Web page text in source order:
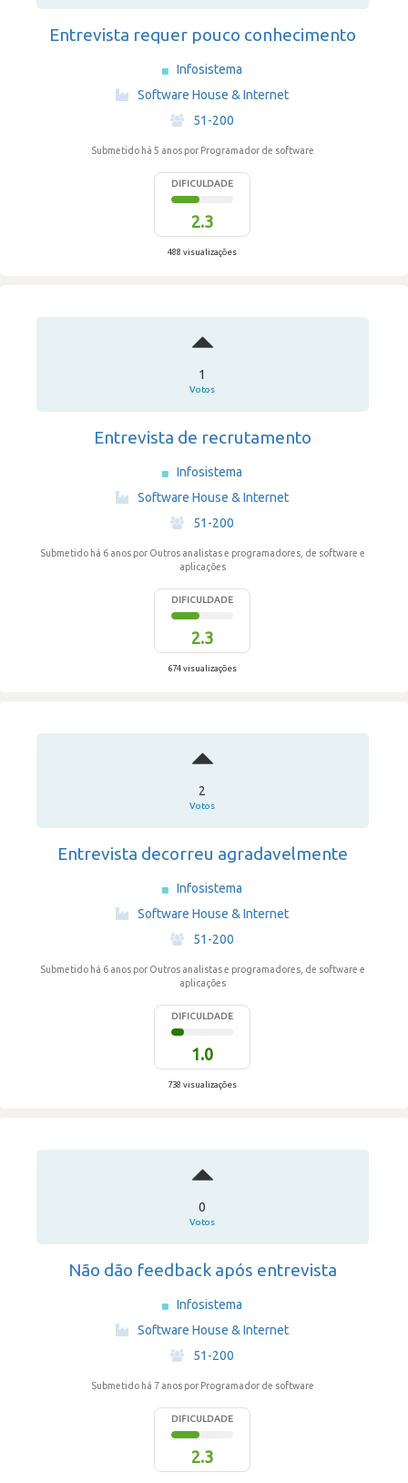
Entrevista requer pouco conhecimento
Infosistema
Software House & Internet
·
51-200
Submetido há 5 anos por Programador de software
DIFICULDADE
2.3
488 visualizações
1
Votos
Entrevista de recrutamento
Infosistema
Software House & Internet
·
51-200
Submetido há 6 anos por Outros analistas e programadores, de software e
aplicações
DIFICULDADE
2.3
674 visualizações
2
Votos
Entrevista decorreu agradavelmente
Infosistema
Software House & Internet
·
51-200
Submetido há 6 anos por Outros analistas e programadores, de software e
aplicações
DIFICULDADE
1.0
738 visualizações
0
Votos
Não dão feedback após entrevista
Infosistema
Software House & Internet
·
51-200
Submetido há 7 anos por Programador de software
DIFICULDADE
2.3